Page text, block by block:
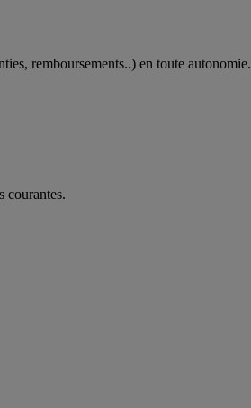
remboursements..) en toute autonomie.
courantes.